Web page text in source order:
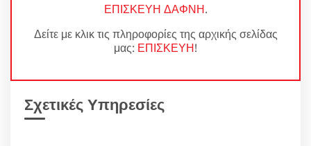
ΕΠΙΣΚΕΥΗ ΔΑΦΝΗ.
Δείτε με κλικ τις πληροφορίες της αρχικής σελίδας
μας: ΕΠΙΣΚΕΥΗ!
Σχετικές Υπηρεσίες